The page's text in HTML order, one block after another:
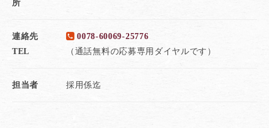
所
連絡先
TEL
0078-60069-25776
（通話無料の応募専用ダイヤルです）
担当者 採用係迄